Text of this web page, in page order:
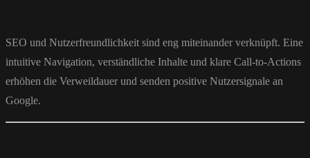
SEO und Nutzerfreundlichkeit sind eng miteinander verknüpft. Eine
intuitive Navigation, verständliche Inhalte und klare Call-to-Actions
erhöhen die Verweildauer und senden positive Nutzersignale an
Google.